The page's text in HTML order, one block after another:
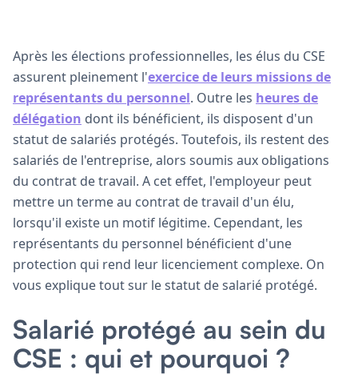
Après les élections professionnelles, les élus du CSE
assurent pleinement l'exercice de leurs missions de
représentants du personnel. Outre les heures de
délégation dont ils bénéficient, ils disposent d'un
statut de salariés protégés. Toutefois, ils restent des
salariés de l'entreprise, alors soumis aux obligations
du contrat de travail. A cet effet, l'employeur peut
mettre un terme au contrat de travail d'un élu,
lorsqu'il existe un motif légitime. Cependant, les
représentants du personnel bénéficient d'une
protection qui rend leur licenciement complexe. On
vous explique tout sur le statut de salarié protégé.
Salarié protégé au sein du
CSE : qui et pourquoi ?